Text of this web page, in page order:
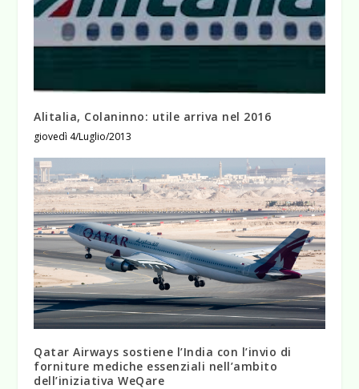
Alitalia, Colaninno: utile arriva nel 2016
giovedì 4/Luglio/2013
Qatar Airways sostiene l’India con l’invio di
forniture mediche essenziali nell’ambito
dell’iniziativa WeQare